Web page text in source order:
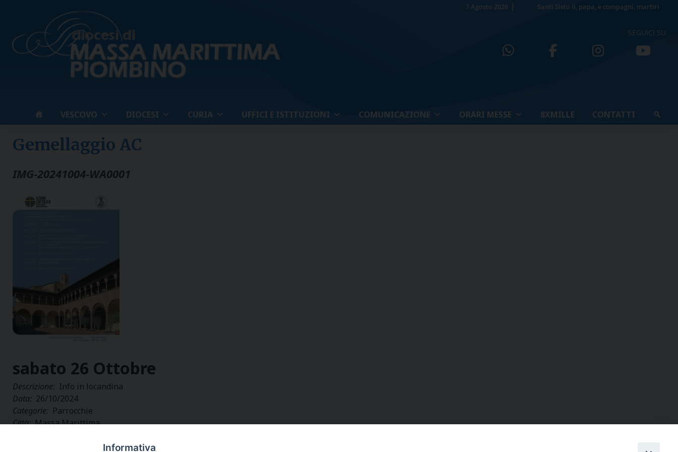
7 Agosto 2026 Santi Sisto II, papa, e compagni, martiri
SEGUICI SU
VESCOVO DIOCESI CURIA UFFICI E ISTITUZIONI COMUNICAZIONE ORARI MESSE 8XMILLE CONTATTI
Gemellaggio AC
IMG-20241004-WA0001
sabato 26 Ottobre
Descrizione: Info in locandina
Data: 26/10/2024
Categorie: Parrocchie
Città: Massa Marittima
Informativa